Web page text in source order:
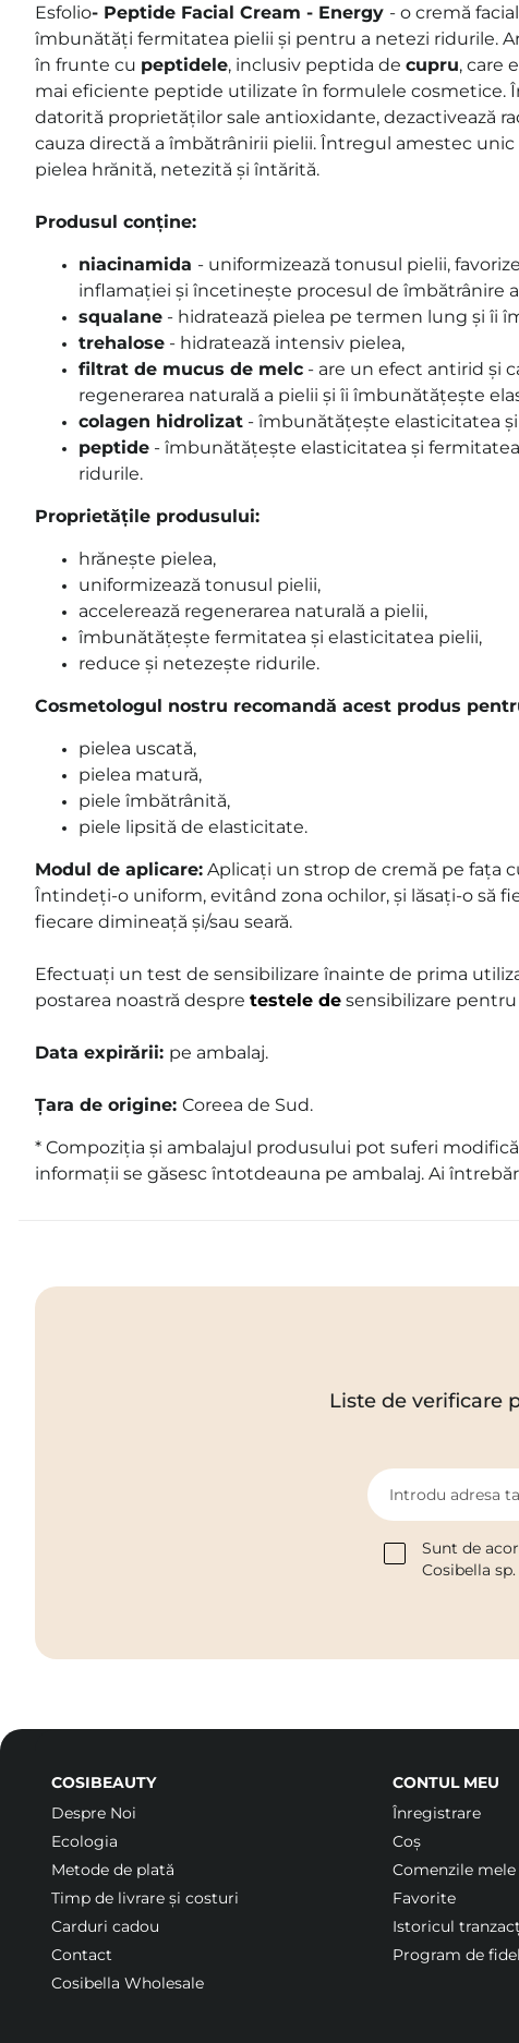
Esfolio- Peptide Facial Cream - Energy - o cremă
îmbunătăți fermitatea pielii și pentru a netezi ridurile.
în frunte cu peptidele, inclusiv peptida de cupru, care
mai eficiente peptide utilizate în formulele cosmetice.
datorită proprietăților sale antioxidante, dezactivează
cauza directă a îmbătrânirii pielii. Întregul amestec
pielea hrănită, netezită și întărită.
Produsul conține:
niacinamida - uniformizează tonusul pielii,
inflamației și încetinește procesul de îmbătrânire
squalane - hidratează pielea pe termen lung și îi
trehalose - hidratează intensiv pielea,
filtrat de mucus de melc - are un efect antirid și
regenerarea naturală a pielii și îi îmbunătățește
colagen hidrolizat - îmbunătățește elasticitatea
peptide - îmbunătățește elasticitatea și
ridurile.
Proprietățile produsului:
hrănește pielea,
uniformizează tonusul pielii,
accelerează regenerarea naturală a pielii,
îmbunătățește fermitatea și elasticitatea pielii,
reduce și netezește ridurile.
Cosmetologul nostru recomandă acest produs
pielea uscată,
pielea matură,
piele îmbătrânită,
piele lipsită de elasticitate.
Modul de aplicare: Aplicați un strop de cremă pe fața
Întindeți-o uniform, evitând zona ochilor, și lăsați-o să
fiecare dimineață și/sau seară.
Efectuați un test de sensibilizare înainte de prima
postarea noastră despre testele de sensibilizare
Data expirării: pe ambalaj.
Țara de origine: Coreea de Sud.
* Compoziția și ambalajul produsului pot suferi
informații se găsesc întotdeauna pe ambalaj. Ai
Liste de verificare
Introdu adresa
Sunt de
Cosibella
COSIBEAUTY
Despre Noi
Ecologia
Metode de plată
Timp de livrare și costuri
Carduri cadou
Contact
Cosibella Wholesale
CONTUL MEU
Înregistrare
Coș
Comenzile mele
Favorite
Istoricul
Program de